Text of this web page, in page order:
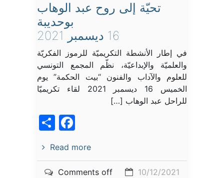
تحيّة إلى روح عبد الوهاب
بوحديبة
16 ديسمبر 2021
في إطار الأنشطة التكريميّة للرموز الفكريّة
والعلميّة والإبداعيّة، نظّم المجمع التونسي
للعلوم والآداب والفنون “بيت الحكمة” يوم
الخميس 16 ديسمبر 2021 لقاء تكريميّا
للراحل عبد الوهاب […]
Read more
10/12/2021
Comments off